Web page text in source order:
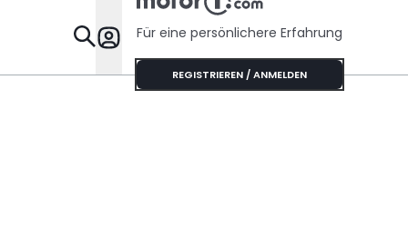
Specials
Für eine persönlichere Erfahrung
REGISTRIEREN / ANMELDEN